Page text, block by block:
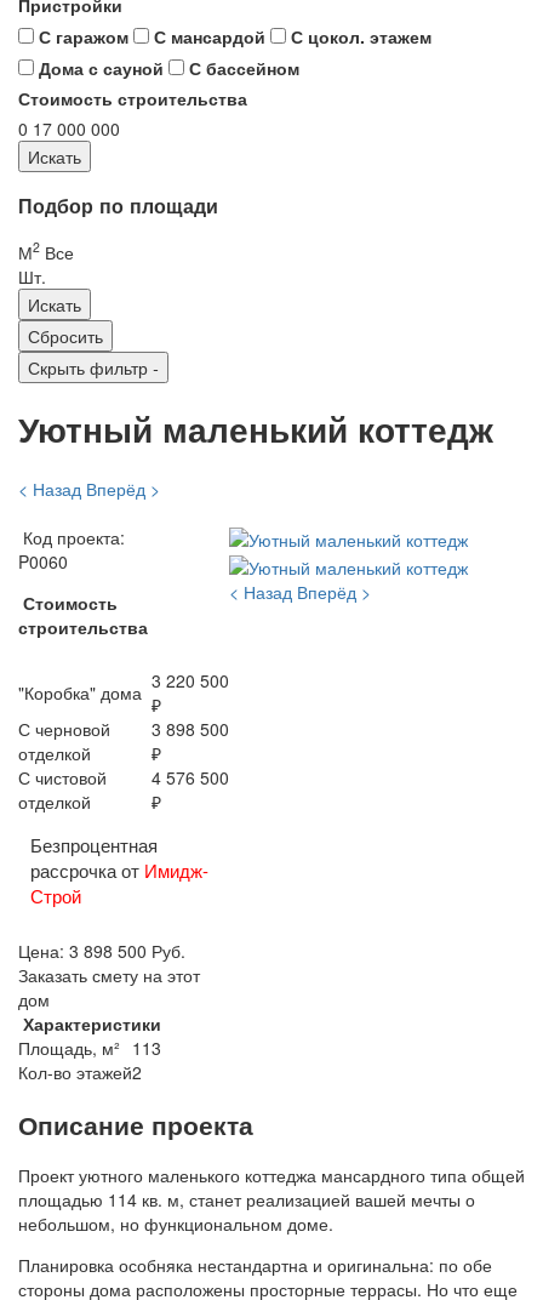
С гаражом
С мансардой
С цокол. этажем
Дома с сауной
С бассейном
Стоимость строительства
0 17 000 000
Подбор по площади
М2 Все
Шт.
Скрыть фильтр -
Уютный маленький коттедж
< Назад Вперёд >
Код проекта:
P0060
Стоимость
строительства
"Коробка" дома 3 220 500
₽
С черновой
отделкой
3 898 500
₽
С чистовой
отделкой
4 576 500
₽
Безпроцентная
рассрочка от Имидж-
Строй
Цена: 3 898 500 Руб.
Заказать смету на этот
дом
Характеристики
Площадь, м² 113
Кол-во этажей2
< Назад Вперёд >
Описание проекта
Проект уютного маленького коттеджа мансардного типа общей
площадью 114 кв. м, станет реализацией вашей мечты о
небольшом, но функциональном доме.
Планировка особняка нестандартна и оригинальна: по обе
стороны дома расположены просторные террасы. Но что еще